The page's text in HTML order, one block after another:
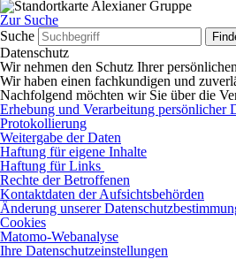
Zur Suche
Suche
Datenschutz
Wir nehmen den Schutz Ihrer
Wir haben einen fachkundigen und
Nachfolgend möchten wir Sie über die
Erhebung und Verarbeitung persönlicher
Protokollierung
Weitergabe der Daten
Haftung für eigene Inhalte
Haftung für Links
Rechte der Betroffenen
Kontaktdaten der Aufsichtsbehörden
Änderung unserer
Cookies
Matomo-Webanalyse
Ihre Datenschutzeinstellungen